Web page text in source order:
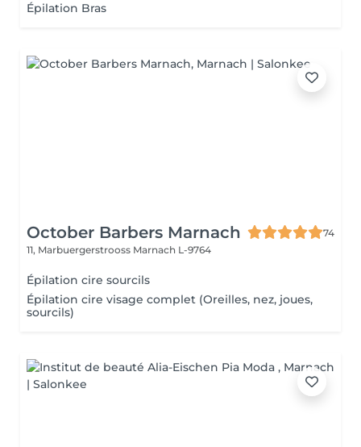
Épilation Bras
October Barbers Marnach
74
11, Marbuergerstrooss Marnach L-9764
Épilation cire sourcils
Épilation cire visage complet (Oreilles, nez, joues,
sourcils)